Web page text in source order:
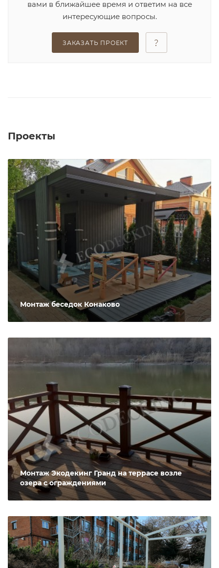
вами в ближайшее время и ответим на все
интересующие вопросы.
ЗАКАЗАТЬ ПРОЕКТ
Проекты
Монтаж беседок Конаково
Монтаж Экодекинг Гранд на террасе возле
озера с ограждениями